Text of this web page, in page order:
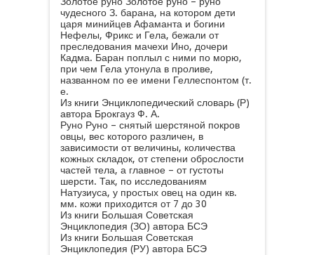
чудесного З. барана, на котором дети
царя минийцев Афаманта и богини
Нефелы, Фрикс и Гела, бежали от
преследования мачехи Ино, дочери
Кадма. Баран поплыл с ними по морю,
при чем Гела утонула в проливе,
названном по ее имени Геллеспонтом (т.
е.
Из книги Энциклопедический словарь (Р)
автора Брокгауз Ф. А.
Руно Руно – снятый шерстяной покров
овцы, вес которого различен, в
зависимости от величины, количества
кожных складок, от степени оброслости
частей тела, а главное – от густоты
шерсти. Так, по исследованиям
Натузиуса, у простых овец на один кв.
мм. кожи приходится от 7 до 30
Из книги Большая Советская
Энциклопедия (ЗО) автора БСЭ
Из книги Большая Советская
Энциклопедия (РУ) автора БСЭ